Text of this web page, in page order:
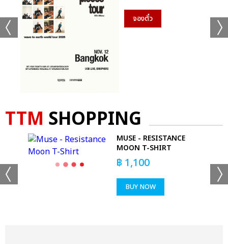
จองตั๋ว
TTM SHOPPING
MUSE - RESISTANCE
MOON T-SHIRT
฿ 1,100
BUY NOW